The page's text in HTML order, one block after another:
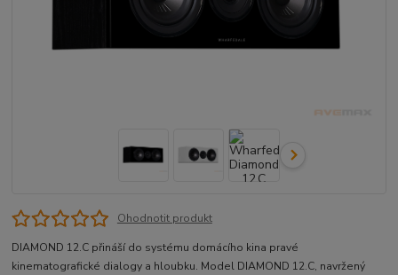
Ohodnotit produkt
DIAMOND 12.C přináší do systému domácího kina pravé
kinematografické dialogy a hloubku. Model DIAMOND 12.C, navržený